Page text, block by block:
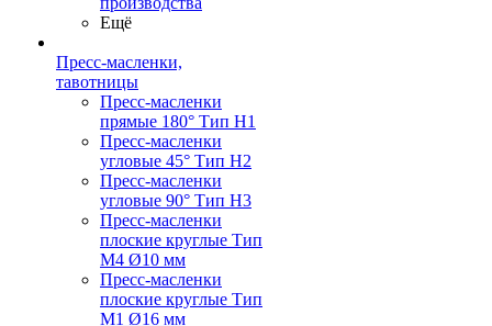
Ещё
Пресс-масленки,
тавотницы
Пресс-масленки
прямые 180° Тип H1
Пресс-масленки
угловые 45° Тип H2
Пресс-масленки
угловые 90° Тип H3
Пресс-масленки
плоские круглые Тип
M4 Ø10 мм
Пресс-масленки
плоские круглые Тип
M1 Ø16 мм